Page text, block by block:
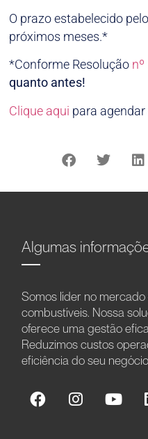
O prazo estabelecido
próximos meses.*
*Conforme Resolução
quanto antes!
Clique aqui para
Algumas
Somos líder no
combustíveis. Nossa
oferece uma gestão
Reduzimos custos
eficiência do seu